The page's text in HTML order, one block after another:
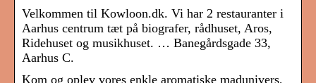
Velkommen til Kowloon.dk. Vi har 2 restauranter i
Aarhus centrum tæt på biografer, rådhuset, Aros,
Ridehuset og musikhuset. … Banegårdsgade 33,
Aarhus C.
Kom og oplev vores enkle aromatiske madunivers,